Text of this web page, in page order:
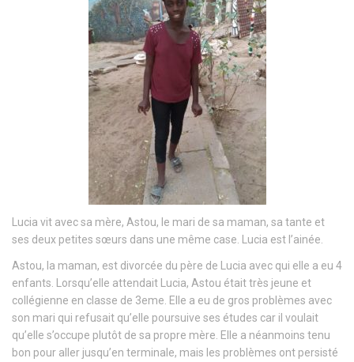
Lucia vit avec sa mère, Astou, le mari de sa maman, sa tante et
ses deux petites sœurs dans une même case. Lucia est l’ainée.
Astou, la maman, est divorcée du père de Lucia avec qui elle a eu 4
enfants. Lorsqu’elle attendait Lucia, Astou était très jeune et
collégienne en classe de 3eme. Elle a eu de gros problèmes avec
son mari qui refusait qu’elle poursuive ses études car il voulait
qu’elle s’occupe plutôt de sa propre mère. Elle a néanmoins tenu
bon pour aller jusqu’en terminale, mais les problèmes ont persisté